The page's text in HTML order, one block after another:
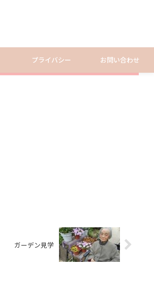
プライバシー お問い合わせ
ガーデン見学